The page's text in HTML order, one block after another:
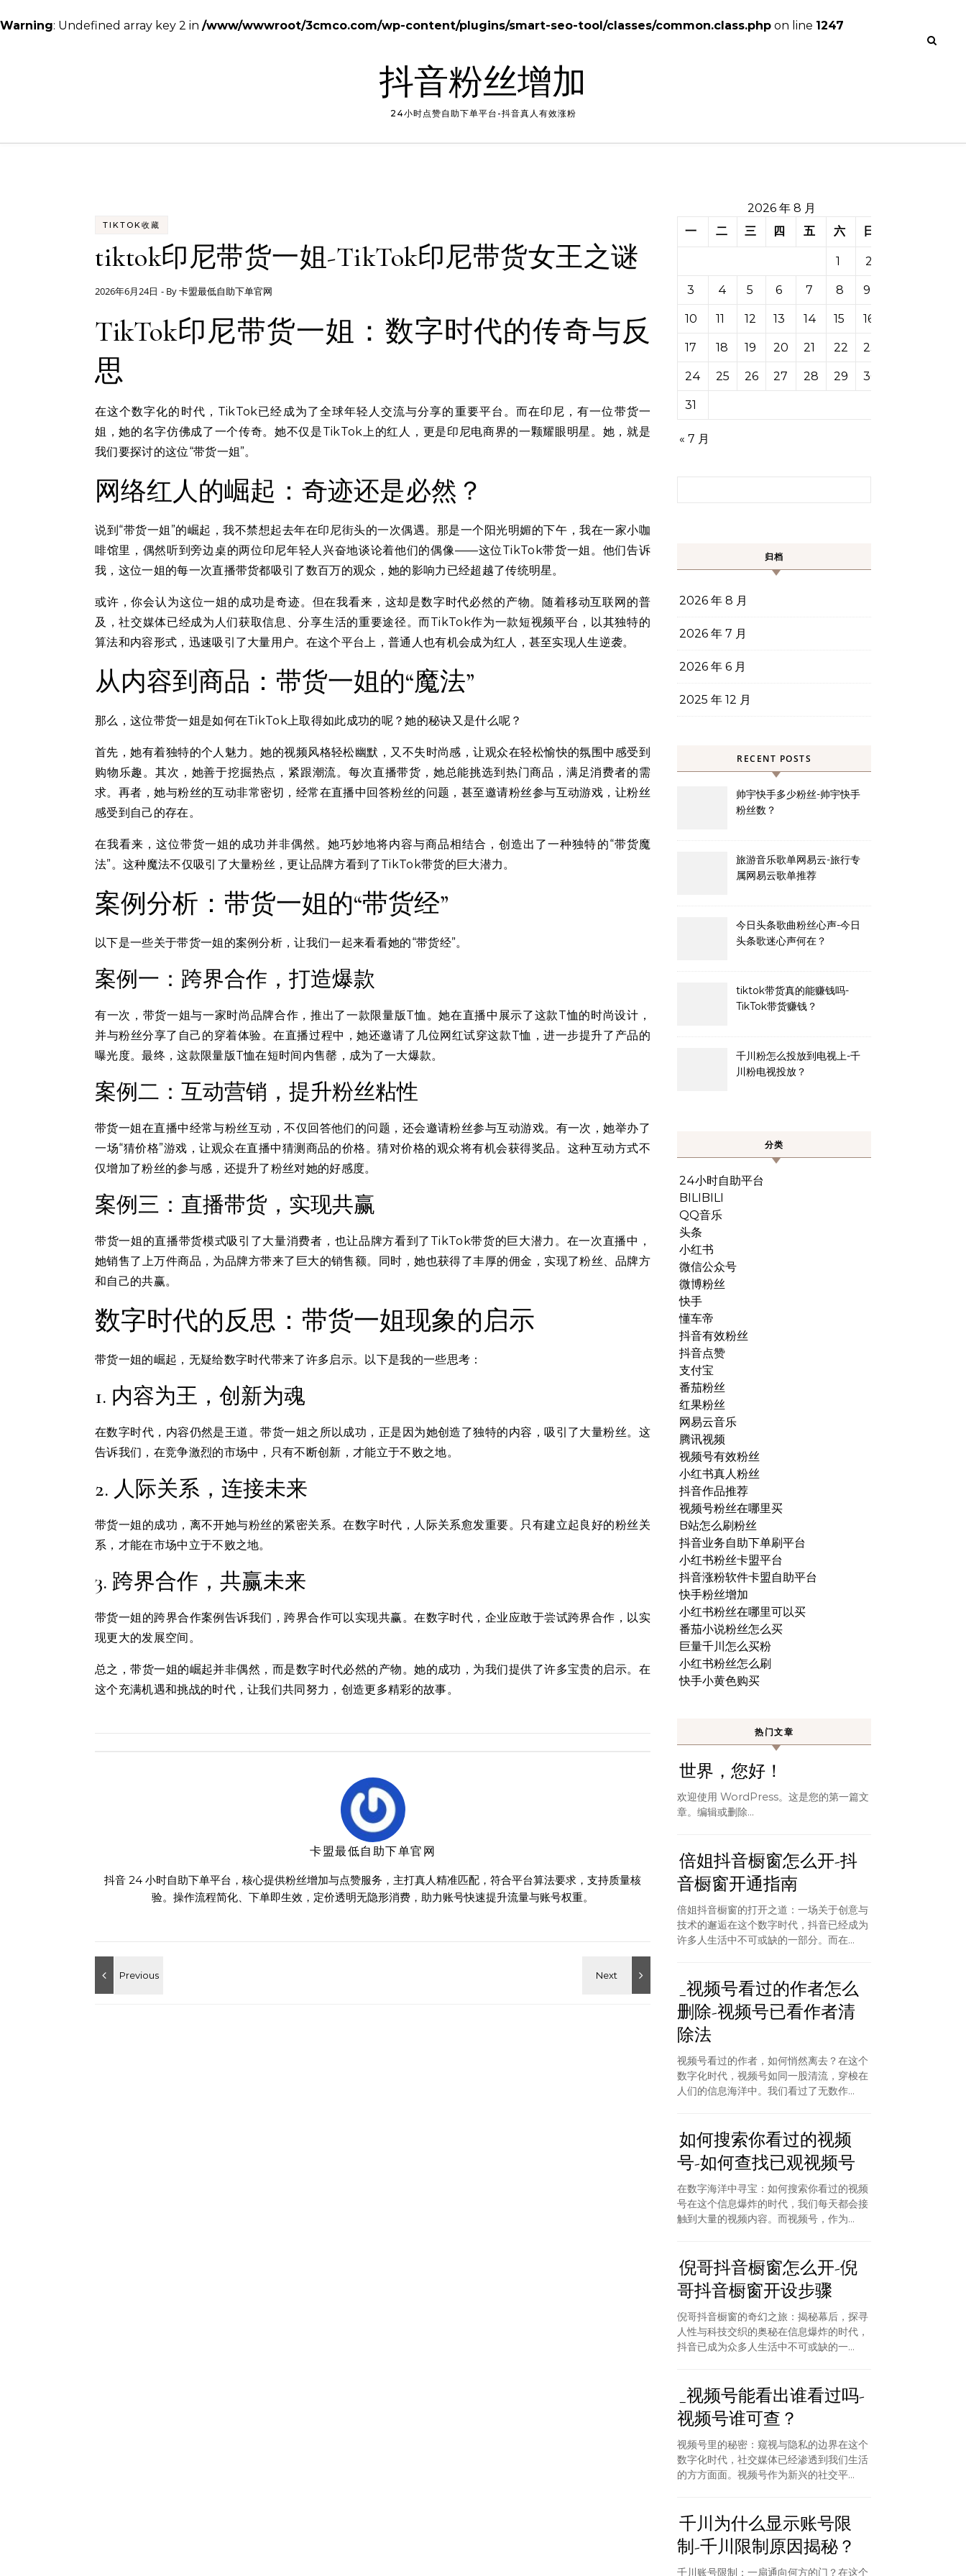
Warning: Undefined array key 2 in /www/wwwroot/3cmco.com/wp-content/plugins/smart-seo-tool/classes/common.class.php on line 1247
抖音粉丝增加
24小时点赞自助下单平台-抖音真人有效涨粉
TIKTOK收藏
tiktok印尼带货一姐-TikTok印尼带货女王之谜
2026年6月24日 - By卡盟最低自助下单官网
TikTok印尼带货一姐：数字时代的传奇与反
思
在这个数字化的时代，TikTok已经成为了全球年轻人交流与分享的重要平台。而在印尼，有一位带货一
姐，她的名字仿佛成了一个传奇。她不仅是TikTok上的红人，更是印尼电商界的一颗耀眼明星。她，就是
我们要探讨的这位“带货一姐”。
网络红人的崛起：奇迹还是必然？
说到“带货一姐”的崛起，我不禁想起去年在印尼街头的一次偶遇。那是一个阳光明媚的下午，我在一家小咖
啡馆里，偶然听到旁边桌的两位印尼年轻人兴奋地谈论着他们的偶像——这位TikTok带货一姐。他们告诉
我，这位一姐的每一次直播带货都吸引了数百万的观众，她的影响力已经超越了传统明星。
或许，你会认为这位一姐的成功是奇迹。但在我看来，这却是数字时代必然的产物。随着移动互联网的普
及，社交媒体已经成为人们获取信息、分享生活的重要途径。而TikTok作为一款短视频平台，以其独特的
算法和内容形式，迅速吸引了大量用户。在这个平台上，普通人也有机会成为红人，甚至实现人生逆袭。
从内容到商品：带货一姐的“魔法”
那么，这位带货一姐是如何在TikTok上取得如此成功的呢？她的秘诀又是什么呢？
首先，她有着独特的个人魅力。她的视频风格轻松幽默，又不失时尚感，让观众在轻松愉快的氛围中感受到
购物乐趣。其次，她善于挖掘热点，紧跟潮流。每次直播带货，她总能挑选到热门商品，满足消费者的需
求。再者，她与粉丝的互动非常密切，经常在直播中回答粉丝的问题，甚至邀请粉丝参与互动游戏，让粉丝
感受到自己的存在。
在我看来，这位带货一姐的成功并非偶然。她巧妙地将内容与商品相结合，创造出了一种独特的“带货魔
法”。这种魔法不仅吸引了大量粉丝，更让品牌方看到了TikTok带货的巨大潜力。
案例分析：带货一姐的“带货经”
以下是一些关于带货一姐的案例分析，让我们一起来看看她的“带货经”。
案例一：跨界合作，打造爆款
有一次，带货一姐与一家时尚品牌合作，推出了一款限量版T恤。她在直播中展示了这款T恤的时尚设计，
并与粉丝分享了自己的穿着体验。在直播过程中，她还邀请了几位网红试穿这款T恤，进一步提升了产品的
曝光度。最终，这款限量版T恤在短时间内售罄，成为了一大爆款。
案例二：互动营销，提升粉丝粘性
带货一姐在直播中经常与粉丝互动，不仅回答他们的问题，还会邀请粉丝参与互动游戏。有一次，她举办了
一场“猜价格”游戏，让观众在直播中猜测商品的价格。猜对价格的观众将有机会获得奖品。这种互动方式不
仅增加了粉丝的参与感，还提升了粉丝对她的好感度。
案例三：直播带货，实现共赢
带货一姐的直播带货模式吸引了大量消费者，也让品牌方看到了TikTok带货的巨大潜力。在一次直播中，
她销售了上万件商品，为品牌方带来了巨大的销售额。同时，她也获得了丰厚的佣金，实现了粉丝、品牌方
和自己的共赢。
数字时代的反思：带货一姐现象的启示
带货一姐的崛起，无疑给数字时代带来了许多启示。以下是我的一些思考：
1. 内容为王，创新为魂
在数字时代，内容仍然是王道。带货一姐之所以成功，正是因为她创造了独特的内容，吸引了大量粉丝。这
告诉我们，在竞争激烈的市场中，只有不断创新，才能立于不败之地。
2. 人际关系，连接未来
带货一姐的成功，离不开她与粉丝的紧密关系。在数字时代，人际关系愈发重要。只有建立起良好的粉丝关
系，才能在市场中立于不败之地。
3. 跨界合作，共赢未来
带货一姐的跨界合作案例告诉我们，跨界合作可以实现共赢。在数字时代，企业应敢于尝试跨界合作，以实
现更大的发展空间。
总之，带货一姐的崛起并非偶然，而是数字时代必然的产物。她的成功，为我们提供了许多宝贵的启示。在
这个充满机遇和挑战的时代，让我们共同努力，创造更多精彩的故事。
卡盟最低自助下单官网
抖音 24 小时自助下单平台，核心提供粉丝增加与点赞服务，主打真人精准匹配，符合平台算法要求，支持质量核
验。操作流程简化、下单即生效，定价透明无隐形消费，助力账号快速提升流量与账号权重。
2026 年 8 月
一
二 三 四 五 六 日
1 2
3 4 5 6 7 8 9
10 11 12 13 14 15 16
17 18 19 20 21 22 23
24 25 26 27 28 29 30
31
« 7 月
归档
2026 年 8 月
2026 年 7 月
2026 年 6 月
2025 年 12 月
RECENT POSTS
帅宇快手多少粉丝-帅宇快手
粉丝数？
旅游音乐歌单网易云-旅行专
属网易云歌单推荐
今日头条歌曲粉丝心声-今日
头条歌迷心声何在？
tiktok带货真的能赚钱吗-
TikTok带货赚钱？
千川粉怎么投放到电视上-千
川粉电视投放？
分类
24小时自助平台
BILIBILI
QQ音乐
头条
小红书
微信公众号
微博粉丝
快手
懂车帝
抖音有效粉丝
抖音点赞
支付宝
番茄粉丝
红果粉丝
网易云音乐
腾讯视频
视频号有效粉丝
小红书真人粉丝
抖音作品推荐
视频号粉丝在哪里买
B站怎么刷粉丝
抖音业务自助下单刷平台
小红书粉丝卡盟平台
抖音涨粉软件卡盟自助平台
快手粉丝增加
小红书粉丝在哪里可以买
番茄小说粉丝怎么买
巨量千川怎么买粉
小红书粉丝怎么刷
快手小黄色购买
热门文章
世界，您好！
欢迎使用 WordPress。这是您的第一篇文
章。编辑或删除…
倍姐抖音橱窗怎么开-抖
音橱窗开通指南
倍姐抖音橱窗的打开之道：一场关于创意与
技术的邂逅在这个数字时代，抖音已经成为
许多人生活中不可或缺的一部分。而在...
_视频号看过的作者怎么
删除-视频号已看作者清
除法
视频号看过的作者，如何悄然离去？在这个
数字化时代，视频号如同一股清流，穿梭在
人们的信息海洋中。我们看过了无数作...
如何搜索你看过的视频
号-如何查找已观视频号
在数字海洋中寻宝：如何搜索你看过的视频
号在这个信息爆炸的时代，我们每天都会接
触到大量的视频内容。而视频号，作为...
倪哥抖音橱窗怎么开-倪
哥抖音橱窗开设步骤
倪哥抖音橱窗的奇幻之旅：揭秘幕后，探寻
人性与科技交织的奥秘在信息爆炸的时代，
抖音已成为众多人生活中不可或缺的一...
_视频号能看出谁看过吗-
视频号谁可查？
视频号里的秘密：窥视与隐私的边界在这个
数字化时代，社交媒体已经渗透到我们生活
的方方面面。视频号作为新兴的社交平...
千川为什么显示账号限
制-千川限制原因揭秘？
千川账号限制：一扇通向何方的门？在这个